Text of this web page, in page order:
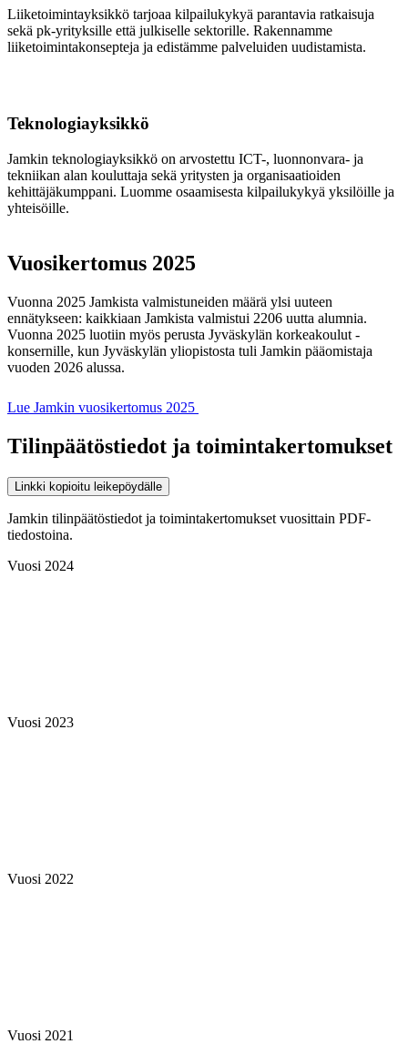
Liiketoimintayksikkö tarjoaa kilpailukykyä parantavia ratkaisuja
sekä pk-yrityksille että julkiselle sektorille. Rakennamme
liiketoimintakonsepteja ja edistämme palveluiden uudistamista.
Teknologiayksikkö
Jamkin teknologiayksikkö on arvostettu ICT-, luonnonvara- ja
tekniikan alan kouluttaja sekä yritysten ja organisaatioiden
kehittäjäkumppani. Luomme osaamisesta kilpailukykyä yksilöille ja
yhteisöille.
Vuosikertomus 2025
Vuonna 2025 Jamkista valmistuneiden määrä ylsi uuteen
ennätykseen: kaikkiaan Jamkista valmistui 2206 uutta alumnia.
Vuonna 2025 luotiin myös perusta Jyväskylän korkeakoulut -
konsernille, kun Jyväskylän yliopistosta tuli Jamkin pääomistaja
vuoden 2026 alussa.
Lue Jamkin vuosikertomus 2025
Tilinpäätöstiedot ja toimintakertomukset
Linkki kopioitu leikepöydälle
Jamkin tilinpäätöstiedot ja toimintakertomukset vuosittain PDF-
tiedostoina.
Vuosi 2024
Vuosi 2023
Vuosi 2022
Vuosi 2021